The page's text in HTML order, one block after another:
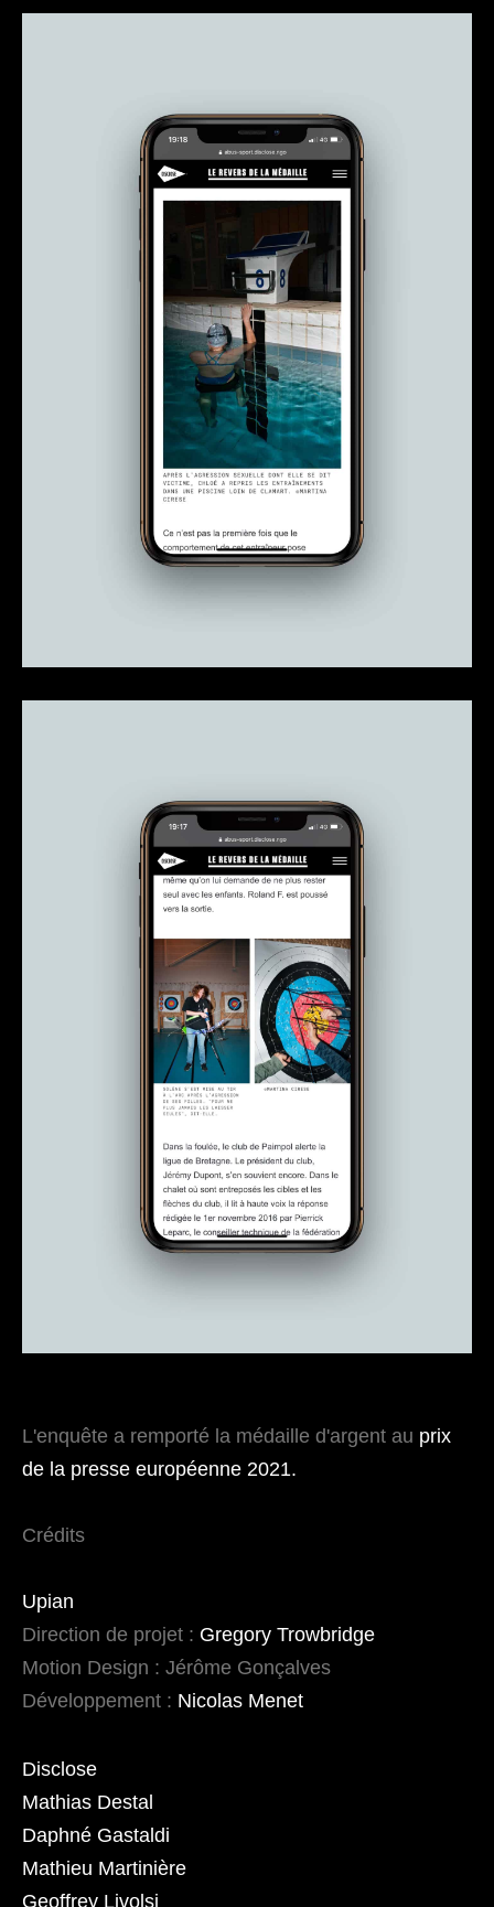
L'enquête a remporté la médaille d'argent au prix
de la presse européenne 2021.
Crédits
Upian
Direction de projet : Gregory Trowbridge
Motion Design : Jérôme Gonçalves
Développement : Nicolas Menet
Disclose
Mathias Destal
Daphné Gastaldi
Mathieu Martinière
Geoffrey Livolsi